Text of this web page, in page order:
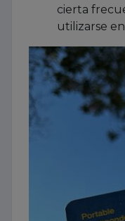
cierta
utilizarse